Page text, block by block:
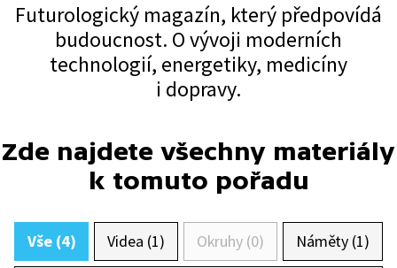
Futurologický magazín, který předpovídá
budoucnost. O vývoji moderních
technologií, energetiky, medicíny
i dopravy.
Zde najdete všechny materiály
k tomuto pořadu
Vše (4) Videa (1) Okruhy (0) Náměty (1)